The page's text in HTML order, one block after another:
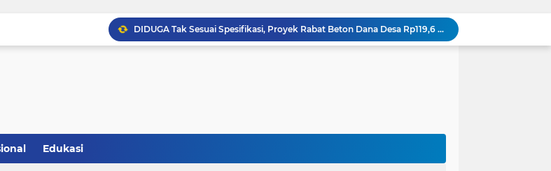
DIDUGA Tak Sesuai Spesifikasi, Proyek Rabat Beton Dana Desa Rp119,6 Juta di Sahkuda Bayu Disorot, Warga Minta Inspektorat Turun Periksa
GMKI Pematangsiantar–Simalungun siap Laksanakan Pengabdian Masyarakat "
Dalam Rangka HUT RI ke-81 dan Hari Jadi ke-61 Tanjab Barat Bupati Tanjab Barat Secara Resmi Membukaan Lomba Domino
Edukasi